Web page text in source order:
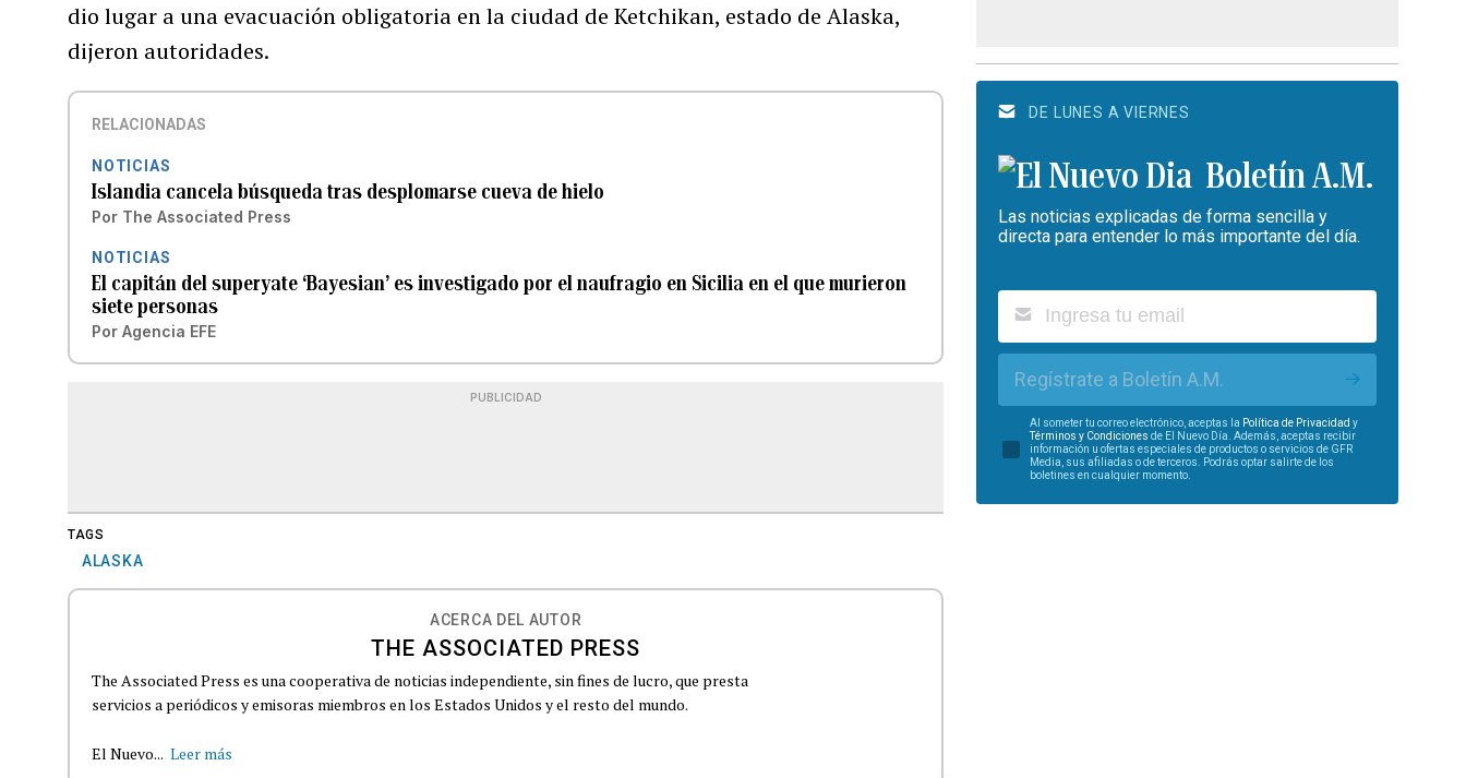
dio lugar a una evacuación obligatoria en la ciudad de Ketchikan, estado de Alaska,
dijeron autoridades.
RELACIONADAS
NOTICIAS
Islandia cancela búsqueda tras desplomarse cueva de hielo
Por The Associated Press
NOTICIAS
El capitán del superyate ‘Bayesian’ es investigado por el naufragio en Sicilia en el que murieron
siete personas
Por Agencia EFE
PUBLICIDAD
TAGS
ALASKA
ACERCA DEL AUTOR
THE ASSOCIATED PRESS
The Associated Press es una cooperativa de noticias independiente, sin fines de lucro, que presta
servicios a periódicos y emisoras miembros en los Estados Unidos y el resto del mundo.
El Nuevo... Leer más
DE LUNES A VIERNES
Boletín A.M.
Las noticias explicadas de forma sencilla y
directa para entender lo más importante del día.
Regístrate a Boletín A.M.
Al someter tu correo electrónico, aceptas la Política de Privacidad y
Términos y Condiciones de El Nuevo Día. Además, aceptas recibir
información u ofertas especiales de productos o servicios de GFR
Media, sus afiliadas o de terceros. Podrás optar salirte de los
boletines en cualquier momento.